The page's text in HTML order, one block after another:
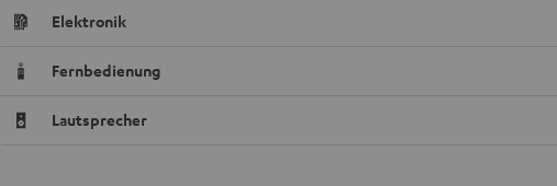
Elektronik
Fernbedienung
Lautsprecher